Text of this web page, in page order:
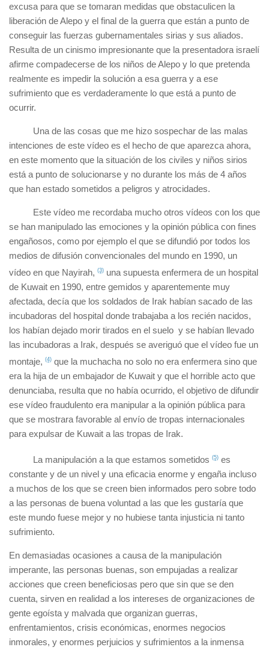
excusa para que se tomaran medidas que obstaculicen la
liberación de Alepo y el final de la guerra que están a punto de
conseguir las fuerzas gubernamentales sirias y sus aliados.
Resulta de un cinismo impresionante que la presentadora israelí
afirme compadecerse de los niños de Alepo y lo que pretenda
realmente es impedir la solución a esa guerra y a ese
sufrimiento que es verdaderamente lo que está a punto de
ocurrir.
Una de las cosas que me hizo sospechar de las malas
intenciones de este vídeo es el hecho de que aparezca ahora,
en este momento que la situación de los civiles y niños sirios
está a punto de solucionarse y no durante los más de 4 años
que han estado sometidos a peligros y atrocidades.
Este vídeo me recordaba mucho otros vídeos con los que
se han manipulado las emociones y la opinión pública con fines
engañosos, como por ejemplo el que se difundió por todos los
medios de difusión convencionales del mundo en 1990, un
vídeo en que Nayirah, (3) una supuesta enfermera de un hospital
de Kuwait en 1990, entre gemidos y aparentemente muy
afectada, decía que los soldados de Irak habían sacado de las
incubadoras del hospital donde trabajaba a los recién nacidos,
los habían dejado morir tirados en el suelo y se habían llevado
las incubadoras a Irak, después se averiguó que el vídeo fue un
montaje, (4) que la muchacha no solo no era enfermera sino que
era la hija de un embajador de Kuwait y que el horrible acto que
denunciaba, resulta que no había ocurrido, el objetivo de difundir
ese vídeo fraudulento era manipular a la opinión pública para
que se mostrara favorable al envío de tropas internacionales
para expulsar de Kuwait a las tropas de Irak.
La manipulación a la que estamos sometidos (5) es
constante y de un nivel y una eficacia enorme y engaña incluso
a muchos de los que se creen bien informados pero sobre todo
a las personas de buena voluntad a las que les gustaría que
este mundo fuese mejor y no hubiese tanta injusticia ni tanto
sufrimiento.
En demasiadas ocasiones a causa de la manipulación
imperante, las personas buenas, son empujadas a realizar
acciones que creen beneficiosas pero que sin que se den
cuenta, sirven en realidad a los intereses de organizaciones de
gente egoísta y malvada que organizan guerras,
enfrentamientos, crisis económicas, enormes negocios
inmorales, y enormes perjuicios y sufrimientos a la inmensa